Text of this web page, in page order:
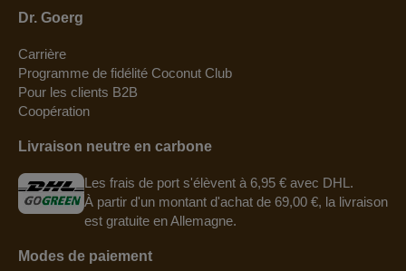
Dr. Goerg
Carrière
Programme de fidélité Coconut Club
Pour les clients B2B
Coopération
Livraison neutre en carbone
Les frais de port s'élèvent à 6,95 € avec DHL.
À partir d'un montant d'achat de 69,00 €, la livraison
est gratuite en Allemagne.
Modes de paiement